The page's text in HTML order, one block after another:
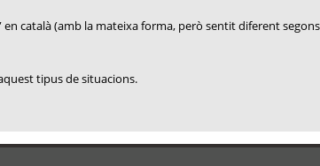
català (amb la mateixa forma, però sentit diferent
tipus de situacions.